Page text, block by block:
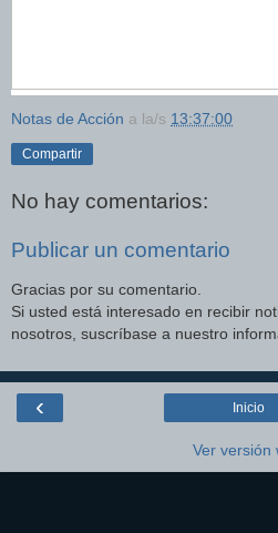
Notas de Acción a la/s 13:37:00
Compartir
No hay comentarios:
Publicar un comentario
Gracias por su comentario.
Si usted está interesado en recibir
nosotros, suscríbase a nuestro
‹ Inicio
Ver versión